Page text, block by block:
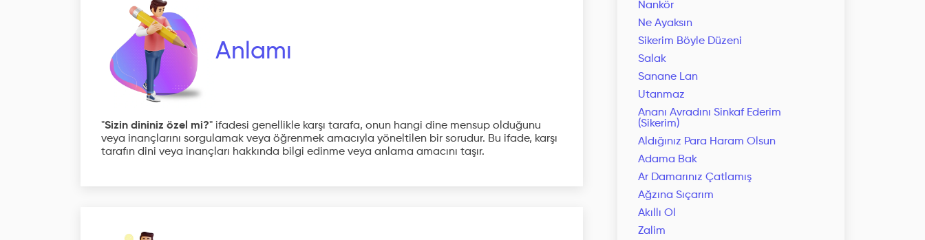
Anlamı
"Sizin dininiz özel mi?" ifadesi genellikle karşı tarafa, onun hangi dine mensup olduğunu
veya inançlarını sorgulamak veya öğrenmek amacıyla yöneltilen bir sorudur. Bu ifade, karşı
tarafın dini veya inançları hakkında bilgi edinme veya anlama amacını taşır.
Nankör
Ne Ayaksın
Sikerim Böyle Düzeni
Salak
Sanane Lan
Utanmaz
Ananı Avradını Sinkaf Ederim
(Sikerim)
Aldığınız Para Haram Olsun
Adama Bak
Ar Damarınız Çatlamış
Ağzına Sıçarım
Akıllı Ol
Zalim